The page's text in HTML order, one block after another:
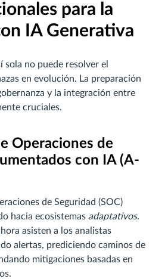
para la
IA Generativa
sola no puede resolver el
en evolución. La preparación
y la integración entre
cruciales.
Operaciones de
con IA (A-
de Seguridad (SOC)
hacia ecosistemas adaptativos.
asisten a los analistas
alertas, prediciendo caminos de
mitigaciones basadas en